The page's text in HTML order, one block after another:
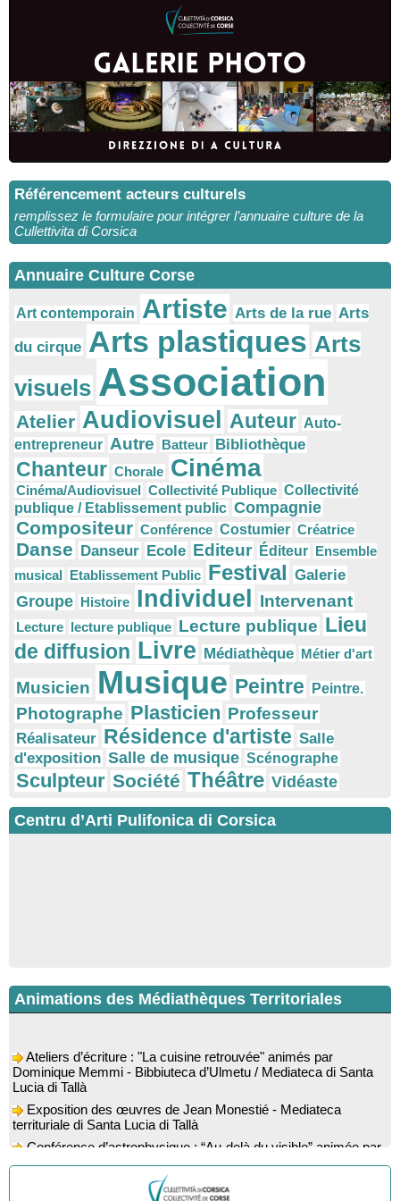
Référencement acteurs culturels
remplissez le formulaire pour intégrer l’annuaire culture de la
Cullettivita di Corsica
Annuaire Culture Corse
Art contemporain Artiste Arts de la rue Arts
du cirque Arts plastiques Arts
visuels Association
Atelier Audiovisuel Auteur Auto-
entrepreneur Autre Batteur Bibliothèque
Chanteur Chorale Cinéma
Cinéma/Audiovisuel Collectivité Publique Collectivité
publique / Etablissement public Compagnie
Compositeur Conférence Costumier Créatrice
Danse Danseur Ecole Editeur Éditeur Ensemble
musical Etablissement Public Festival Galerie
Groupe Histoire Individuel Intervenant
Lecture lecture publique Lecture publique Lieu
de diffusion Livre Médiathèque Métier d'art
Musicien Musique Peintre Peintre.
Photographe Plasticien Professeur
Réalisateur Résidence d'artiste Salle
d'exposition Salle de musique Scénographe
Sculpteur Société Théâtre Vidéaste
Centru d’Arti Pulifonica di Corsica
Animations des Médiathèques Territoriales
Dominique Memmi - Bibbiuteca d’Ulmetu / Mediateca di Santa
Lucia di Tallà
territuriale di Santa Lucia di Tallà
l’astrophysicien Paul Guerrini - Médiathèque - Pitretu è
Bicchisgià
Exposition des œuvres de Dominique Malberti Morin :